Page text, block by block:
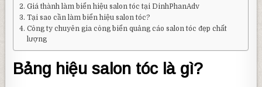
Giá thành làm biển hiệu salon tóc tại DinhPhanAdv
Tại sao cần làm biển hiệu salon tóc?
Công ty chuyên gia công biển quảng cáo salon tóc đẹp chất
lượng
Bảng hiệu salon tóc là gì?